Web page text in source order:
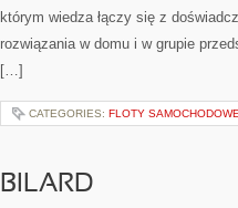
którym wiedza łączy się z
rozwiązania w domu i w grupie
[…]
CATEGORIES: FLOTY
BILARD